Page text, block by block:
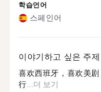
학습언어
스페인어
이야기하고 싶은 주제
喜欢西班牙，喜欢美
行...더 보기